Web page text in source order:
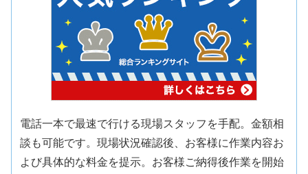
電話一本で最速で行ける現場スタッフを手配。金額相
談も可能です。現場状況確認後、お客様に作業内容お
よび具体的な料金を提示。お客様ご納得後作業を開始